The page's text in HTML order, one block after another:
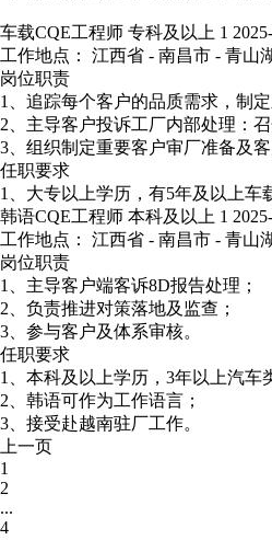
车载CQE工程师 专科及以上 1
工作地点： 江西省 - 南昌市 - 青山
岗位职责
1、追踪每个客户的品质需求，制
2、主导客户投诉工厂内部处理：
3、组织制定重要客户审厂准备及
任职要求
1、大专以上学历，有5年及以上车
韩语CQE工程师 本科及以上 1
工作地点： 江西省 - 南昌市 - 青山
岗位职责
1、主导客户端客诉8D报告处理；
2、负责推进对策落地及监查；
3、参与客户及体系审核。
任职要求
1、本科及以上学历，3年以上汽车
2、韩语可作为工作语言；
3、接受赴越南驻厂工作。
上一页
1
2
...
4